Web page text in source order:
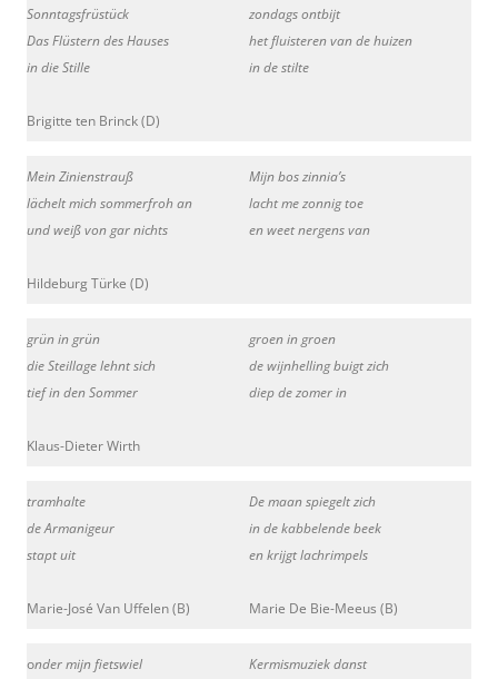
Sonntagsfrüstück
Das Flüstern des Hauses
in die Stille
Brigitte ten Brinck (D)
zondags ontbijt
het fluisteren van de huizen
in de stilte
Mein Zinienstrauß
lächelt mich sommerfroh an
und weiß von gar nichts
Hildeburg Türke (D)
Mijn bos zinnia’s
lacht me zonnig toe
en weet nergens van
grün in grün
die Steillage lehnt sich
tief in den Sommer
Klaus-Dieter Wirth
groen in groen
de wijnhelling buigt zich
diep de zomer in
tramhalte
de Armanigeur
stapt uit
Marie-José Van Uffelen (B)
De maan spiegelt zich
in de kabbelende beek
en krijgt lachrimpels
Marie De Bie-Meeus (B)
onder mijn fietswiel
Kermismuziek danst